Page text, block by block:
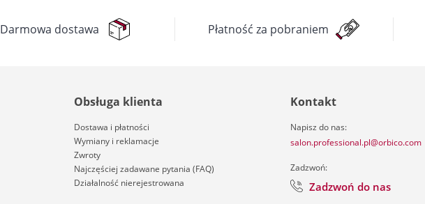
Darmowa dostawa Płatność za pobraniem
Obsługa klienta
Dostawa i płatności
Wymiany i reklamacje
Zwroty
Najczęściej zadawane pytania (FAQ)
Działalność nierejestrowana
Kontakt
Napisz do nas:
salon.professional.pl@orbico.com
Zadzwoń:
Zadzwoń do nas